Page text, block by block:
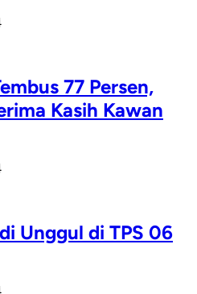
77 Persen,
Kasih Kawan
Unggul di TPS 06